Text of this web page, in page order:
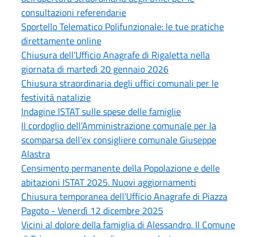
consultazioni referendarie
Sportello Telematico Polifunzionale: le tue pratiche
direttamente online
Chiusura dell’Ufficio Anagrafe di Rigaletta nella
giornata di martedì 20 gennaio 2026
Chiusura straordinaria degli uffici comunali per le
festività natalizie
Indagine ISTAT sulle spese delle famiglie
Il cordoglio dell’Amministrazione comunale per la
scomparsa dell'ex consigliere comunale Giuseppe
Alastra
Censimento permanente della Popolazione e delle
abitazioni ISTAT 2025. Nuovi aggiornamenti
Chiusura temporanea dell’Ufficio Anagrafe di Piazza
Pagoto - Venerdì 12 dicembre 2025
Vicini al dolore della famiglia di Alessandro. Il Comune